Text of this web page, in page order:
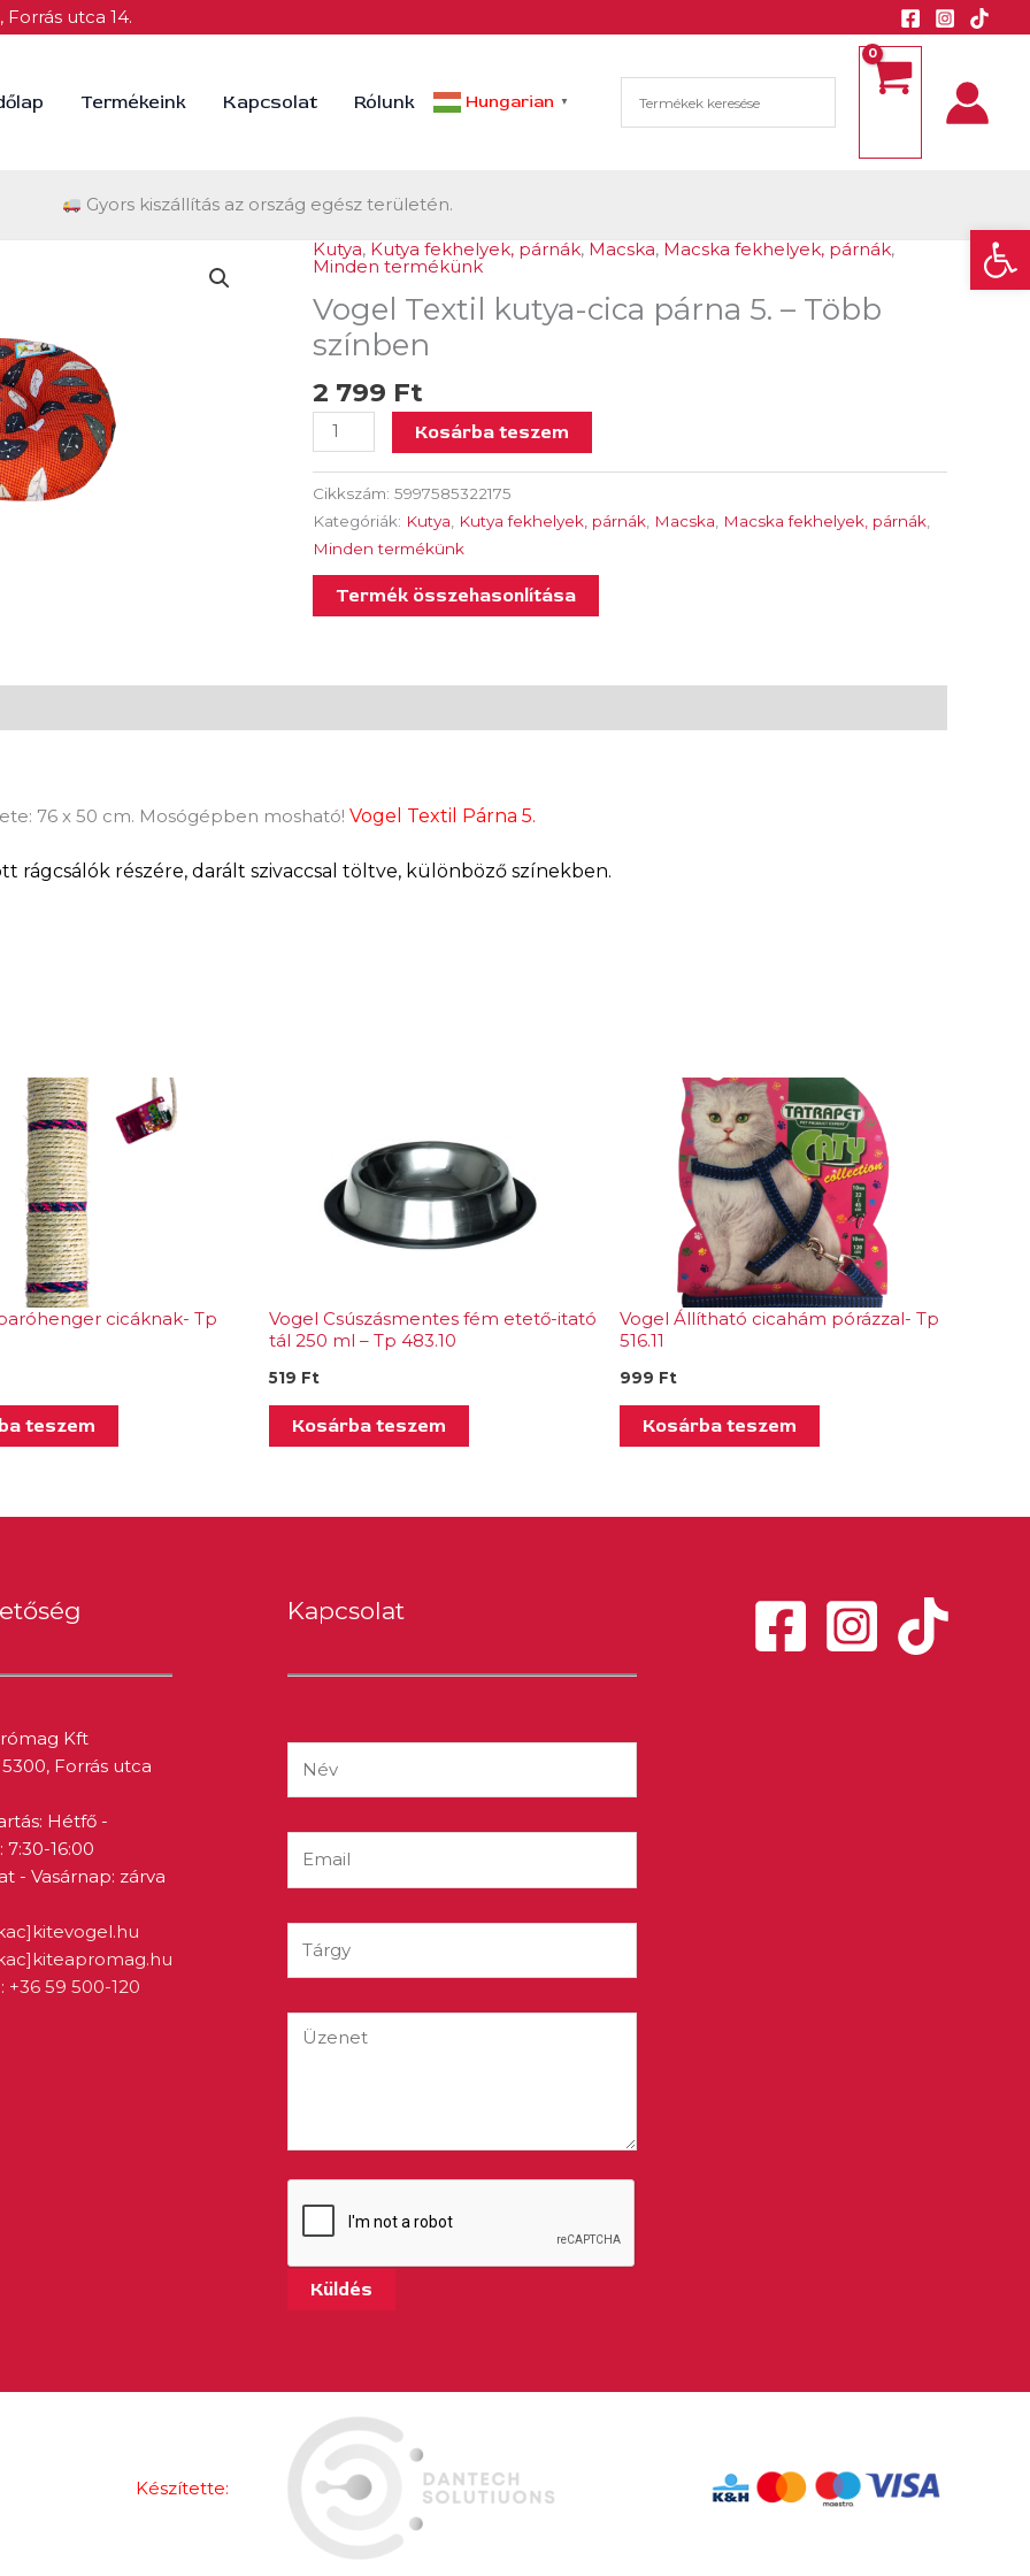
Forrás utca 14.
Termékeink Kapcsolat Rólunk Hungarian ▼
Gyors kiszállítás az ország egész területén.
Kutya, Kutya fekhelyek, párnák, Macska, Macska fekhelyek, párnák,
Minden termékünk
Vogel Textil kutya-cica párna 5. – Több
színben
2 799 Ft
Vogel
Textil
kutya-
cica
párna
5.
-
Több
színben
mennyiség
Kosárba teszem
Cikkszám: 5997585322175
Kategóriák: Kutya, Kutya fekhelyek, párnák, Macska, Macska fekhelyek, párnák,
Minden termékünk
Termék összehasonlítása
76 x 50 cm. Mosógépben mosható! Vogel Textil Párna 5.
rágcsálók részére, darált szivaccsal töltve, különböző színekben.
cicáknak- Tp
teszem
Vogel Csúszásmentes fém etető-itató
tál 250 ml – Tp 483.10
519 Ft
Kosárba teszem
Vogel Állítható cicahám pórázzal- Tp
516.11
999 Ft
Kosárba teszem
Kft
Forrás utca
Hétfő -
16:00
- Vasárnap: zárva
+36 59 500-120
Kapcsolat
Küldés
Készítette: